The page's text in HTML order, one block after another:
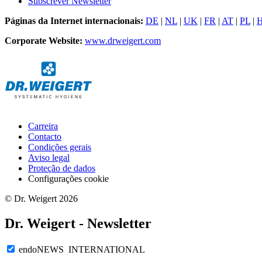
Páginas da Internet internacionais: DE | NL | UK | FR | AT | PL |
Corporate Website: www.drweigert.com
Carreira
Contacto
Condições gerais
Aviso legal
Proteção de dados
Configurações cookie
© Dr. Weigert 2026
Dr. Weigert - Newsletter
endoNEWS INTERNATIONAL